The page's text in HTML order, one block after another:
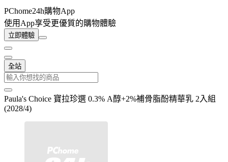
PChome24h購物App
使用App享受更優質的購物體驗
立即體驗
全站
Paula's Choice 寶拉珍選 0.3% A醇+2%補骨脂酚精華乳 2入組
(2028/4)